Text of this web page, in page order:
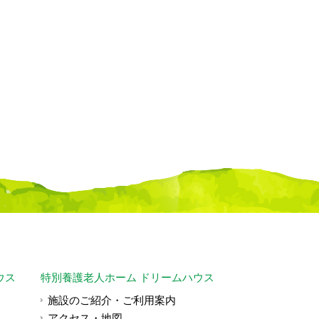
ス
特別養護老人ホーム ドリームハウス
施設のご紹介・ご利用案内